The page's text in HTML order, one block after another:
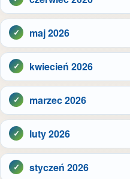
maj 2026
kwiecień 2026
marzec 2026
luty 2026
styczeń 2026